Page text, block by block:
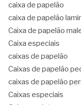
caixa de papelão
caixa de papelão
Caixa de papelão
Caixa especiais
caixas de papelão
Caixas de papelão
caixas de papelão
Caixas especiais